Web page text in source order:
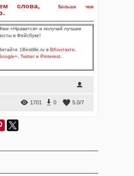
слова,
Больше чем
.
«Нравится» и получай лучшие
в Фейсбуке!
1Bestlife.ru в ВКонтакте
Twitterи Pinterest
1701 0 5.0/7